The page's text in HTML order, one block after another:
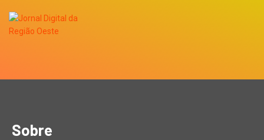
Sobre